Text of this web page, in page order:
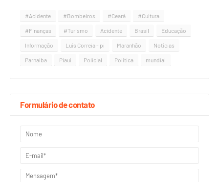
#Acidente #Bombeiros #Ceará #Cultura
#Finanças #Turismo Acidente Brasil Educação
Informação Luís Correia - pi Maranhão Notícias
Parnaíba Piauí Policial Política mundial
Formulário de contato